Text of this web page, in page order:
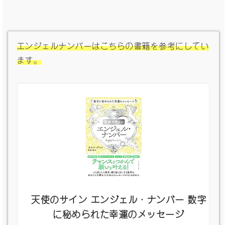
エンジェルナンバーはこちらの書籍を参考にしてい
ます。
天使のサイン エンジェル・ナンバー 数字
に秘められた幸運のメッセージ